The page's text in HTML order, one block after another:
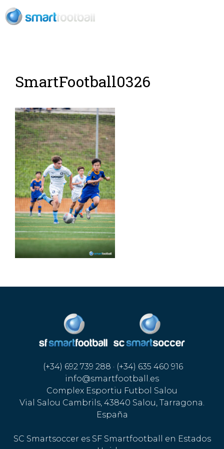
SmartFootball0326
(+34) 692 739 288 · (+34) 635 460 916
info@smartfootball.es
Complex Esportiu Futbol Salou
Vial Salou Cambrils, 43840 Salou, Tarragona.
España
SC Smartsoccer es SF Smartfootball en Estados